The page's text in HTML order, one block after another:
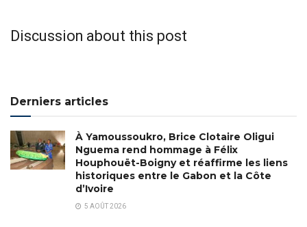
Discussion about this post
Derniers articles
À Yamoussoukro, Brice Clotaire Oligui
Nguema rend hommage à Félix
Houphouët-Boigny et réaffirme les liens
historiques entre le Gabon et la Côte
d’Ivoire
5 AOÛT 2026